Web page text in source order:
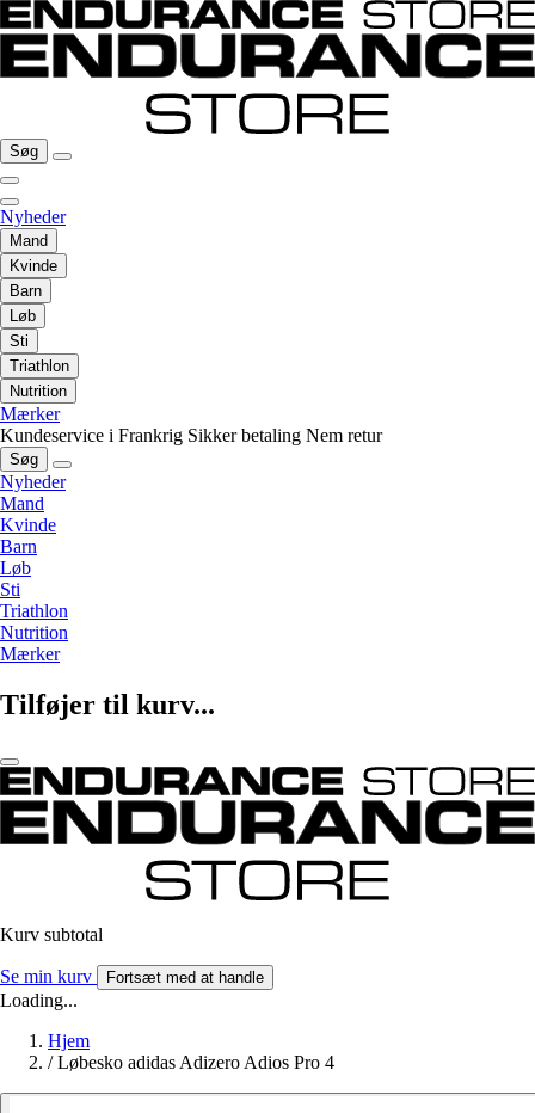
Søg
Nyheder
Mand
Kvinde
Barn
Løb
Sti
Triathlon
Nutrition
Mærker
Kundeservice i Frankrig Sikker betaling Nem retur
Søg
Nyheder
Mand
Kvinde
Barn
Løb
Sti
Triathlon
Nutrition
Mærker
Tilføjer til kurv...
Kurv subtotal
Se min kurv Fortsæt med at handle
Loading...
Hjem
/ Løbesko adidas Adizero Adios Pro 4